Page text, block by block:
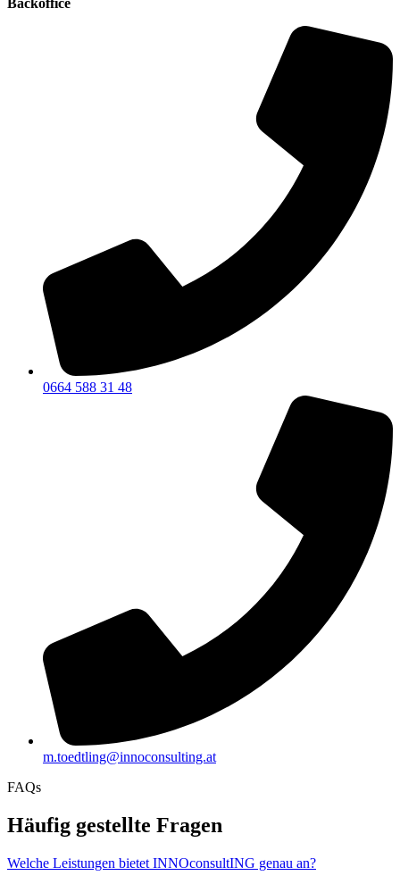
Backoffice
0664 588 31 48
m.toedtling@innoconsulting.at
FAQs
Häufig gestellte Fragen
Welche Leistungen bietet INNOconsultING genau an?